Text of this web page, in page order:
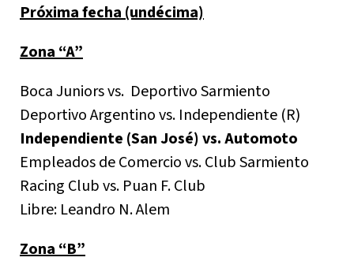
Próxima fecha (undécima)
Zona “A”
Boca Juniors vs. Deportivo Sarmiento
Deportivo Argentino vs. Independiente (R)
Independiente (San José) vs. Automoto
Empleados de Comercio vs. Club Sarmiento
Racing Club vs. Puan F. Club
Libre: Leandro N. Alem
Zona “B”